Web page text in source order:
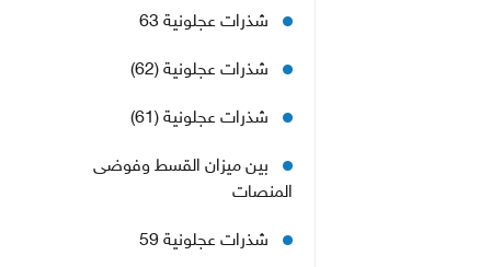
شذرات عجلونية 63
شذرات عجلونية (62)
شذرات عجلونية (61)
بين ميزان القسط وفوضى
المنصات
شذرات عجلونية 59